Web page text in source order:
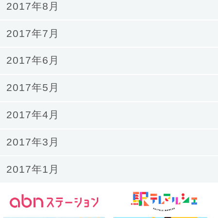
2017年8月
2017年7月
2017年6月
2017年5月
2017年4月
2017年3月
2017年1月